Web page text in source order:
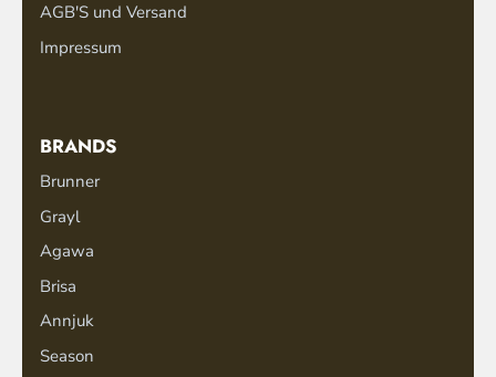
AGB'S und Versand
Impressum
BRANDS
Brunner
Grayl
Agawa
Brisa
Annjuk
Season